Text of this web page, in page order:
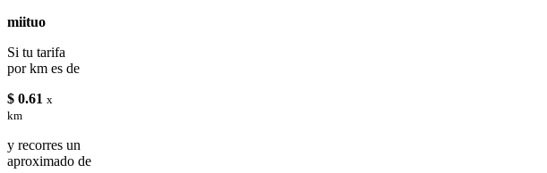
miituo
Si tu tarifa
por km es de
$ 0.61 x
km
y recorres un
aproximado de